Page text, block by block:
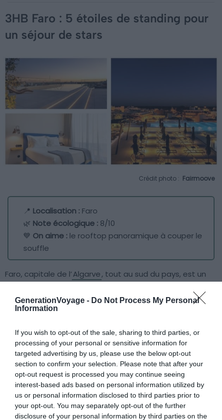
GenerationVoyage - Do Not Process My Personal
Information
If you wish to opt-out of the sale, sharing to third parties, or
processing of your personal or sensitive information for
targeted advertising by us, please use the below opt-out
section to confirm your selection. Please note that after your
opt-out request is processed you may continue seeing
interest-based ads based on personal information utilized by
us or personal information disclosed to third parties prior to
your opt-out. You may separately opt-out of the further
disclosure of your personal information by third parties on the
3HB Faro : 5 étoiles de standing pour
un séjour de stars
Crédit photo : Fairmoove
📍 Localisation : Faro
🌿 Note écologique : 8/10
💙 On aime : le rooftop panoramique à couper le
souffle
Faro, capitale de l’Algarve, tout au sud du pays, est un
entièreté cette cité splendide, direction le rooftop du
3HB Faro. La meilleure façon de prendre de la hauteur,
panoramique! Le restaurant lui-même s’ouvre sur une
vue formidable grâce à de larges baies vitrées.
De plus, cet hôtel écoresponsable du Portugal, classé 5
étoiles,conjugue à la perfection luxe et respect de
l’environnement. Il met l’accent sur la gestion raisonnée
des déchets, les économies d’énergie et la réduction de